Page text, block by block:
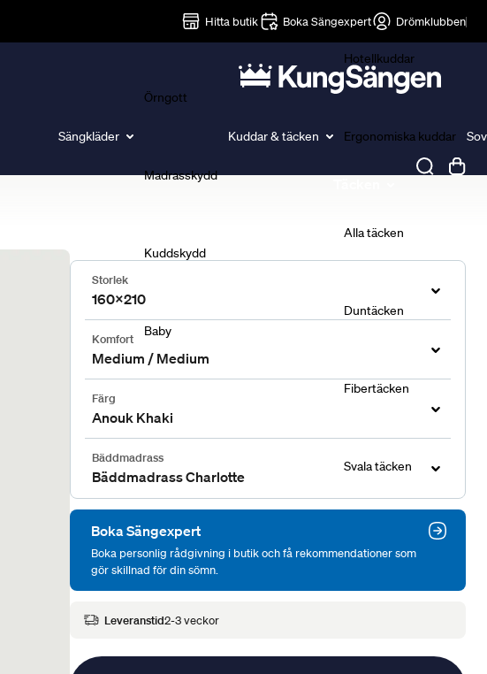
Hitta butik Boka Sängexpert Drömklubben
Sängkläder
Örngott
Madrasskydd
Kuddskydd
Baby
Kuddar & täcken
Hotellkuddar
Ergonomiska kuddar
Alla täcken
Duntäcken
Fibertäcken
Svala täcken
Storlek
160x210
Komfort
Medium / Medium
Färg
Anouk Khaki
Bäddmadrass
Bäddmadrass Charlotte
Boka Sängexpert
Boka personlig rådgivning i butik och få rekommendationer som
gör skillnad för din sömn.
Leveranstid2-3 veckor